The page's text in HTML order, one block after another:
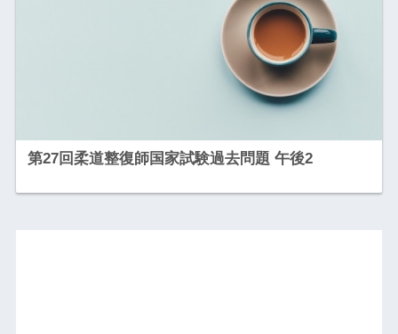
第27回柔道整復師国家試験過去問題 午後2